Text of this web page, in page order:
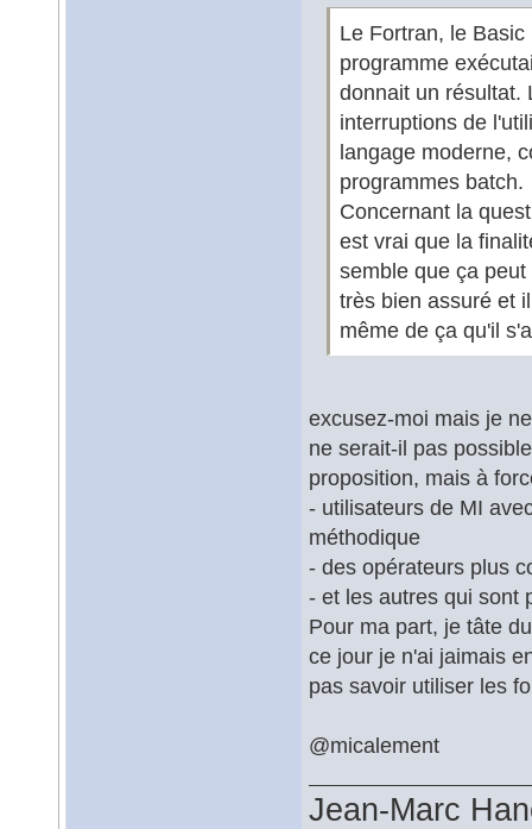
Le Fortran, le
programme
donnait un résultat.
interruptions de
langage moderne,
programmes batch.
Concernant la
est vrai que la
semble que ça
très bien assuré et
même de ça qu'il
excusez-moi mais je
ne serait-il pas
proposition, mais à
- utilisateurs de MI
méthodique
- des opérateurs plus
- et les autres qui sont
Pour ma part, je tâte
ce jour je n'ai jaimais
pas savoir utiliser les
@micalement
Jean-Marc